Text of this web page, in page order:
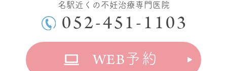
名駅近くの不妊治療専門医院
052-451-1103
WEB予約